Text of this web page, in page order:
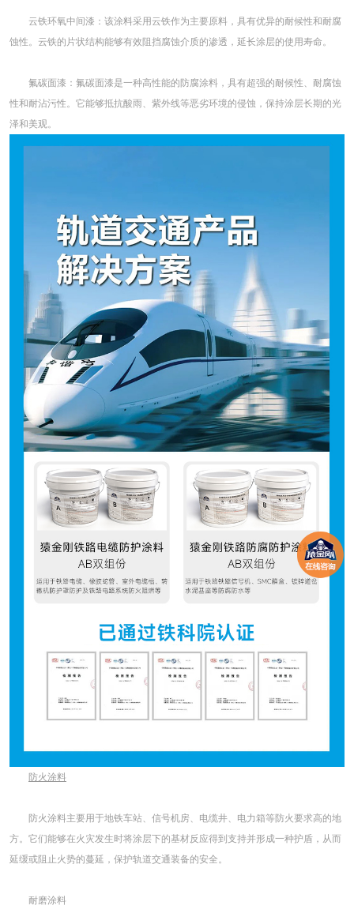
云铁环氧中间漆：该涂料采用云铁作为主要原料，具有优异的耐候性和耐腐
蚀性。云铁的片状结构能够有效阻挡腐蚀介质的渗透，延长涂层的使用寿命。
氟碳面漆：氟碳面漆是一种高性能的防腐涂料，具有超强的耐候性、耐腐蚀
性和耐沾污性。它能够抵抗酸雨、紫外线等恶劣环境的侵蚀，保持涂层长期的光
泽和美观。
防火涂料
防火涂料主要用于地铁车站、信号机房、电缆井、电力箱等防火要求高的地
方。它们能够在火灾发生时将涂层下的基材反应得到支持并形成一种护盾，从而
延缓或阻止火势的蔓延，保护轨道交通装备的安全。
耐磨涂料